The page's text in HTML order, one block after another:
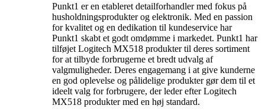
Punkt1 er en etableret detailforhandler med fokus på
husholdningsprodukter og elektronik. Med en passion
for kvalitet og en dedikation til kundeservice har
Punkt1 skabt et godt omdømme i markedet. Punkt1 har
tilføjet Logitech MX518 produkter til deres sortiment
for at tilbyde forbrugerne et bredt udvalg af
valgmuligheder. Deres engagemang i at give kunderne
en god oplevelse og pålidelige produkter gør dem til et
ideelt valg for forbrugere, der leder efter Logitech
MX518 produkter med en høj standard.